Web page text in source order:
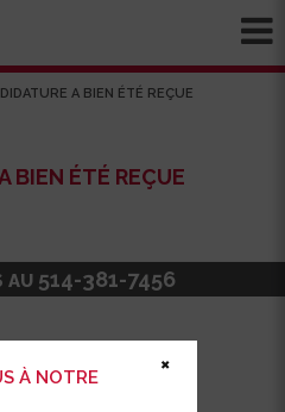
A BIEN ÉTÉ REÇUE
BIEN ÉTÉ REÇUE
AU 514-381-7456
À NOTRE
✖